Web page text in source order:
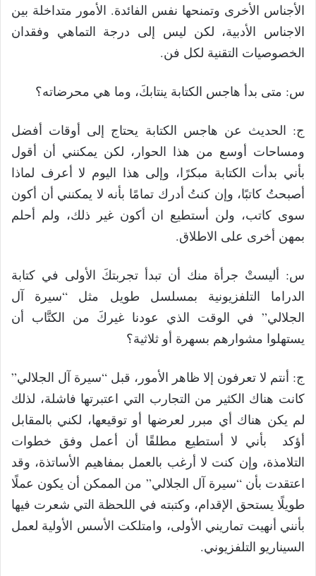
الأجناس الأخرى وتمنحها نفس الفائدة. الأمور متداخلة بين
الاجناس الأدبية، لكن ليس إلى درجة التماهي وفقدان
الخصوصيات التقنية لكل فن.
س: متى بدأ هاجس الكتابة ينتابكَ، وما هي محرضاته؟
ج: الحديث عن هاجس الكتابة يحتاج إلى أوقات أفضل
ومساحات أوسع من هذا الحوار، لكن يمكنني أن أقول
بأني بدأت الكتابة مبكرًا، وإلى هذا اليوم لا أعرف لماذا
أصبحتُ كاتبًا، وإن كنتُ أدرك تمامًا بأنه لا يمكنني أن أكون
سوى كاتب، ولن أستطيع ان أكون غير ذلك، ولم أحلم
بمهن أخرى على الاطلاق.
س: أليستْ جرأة منك أن تبدأ تجربتكَ الأولى في كتابة
الدراما التلفزيونية بمسلسل طويل مثل “سيرة آل
الجلالي” في الوقت الذي عودنا غيركَ من الكتَّاب أن
يستهلوا مشوارهم بسهرة أو ثلاثية؟
ج: أنتم لا تعرفون إلا ظاهر الأمور، قبل “سيرة آل الجلالي”
كانت هناك الكثير من التجارب التي اعتبرتها فاشلة، لذلك
لم يكن هناك أي مبرر لعرضها أو توقيعها، لكني بالمقابل
أؤكد بأني لا أستطيع مطلقًا أن أعمل وفق خطوات
التلامذة، وإن كنت لا أرغب بالعمل بمفاهيم الأساتذة، وقد
اعتقدت بأن “سيرة آل الجلالي” من الممكن أن يكون عملًا
طويلًا يستحق الإقدام، وكتبته في اللحظة التي شعرت فيها
بأنني أنهيت تماريني الأولى، وامتلكت الأسس الأولية لعمل
السيناريو التلفزيوني.